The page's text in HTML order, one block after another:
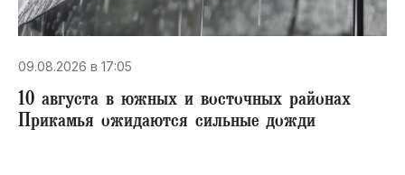
09.08.2026 в 17:05
10 августа в южных и восточных районах
Прикамья ожидаются сильные дожди